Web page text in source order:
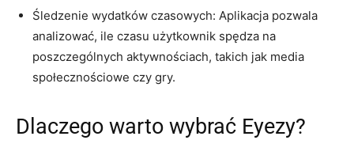
Śledzenie wydatków czasowych: Aplikacja pozwala
analizować, ile czasu użytkownik spędza na
poszczególnych aktywnościach, takich jak media
społecznościowe czy gry.
Dlaczego warto wybrać Eyezy?